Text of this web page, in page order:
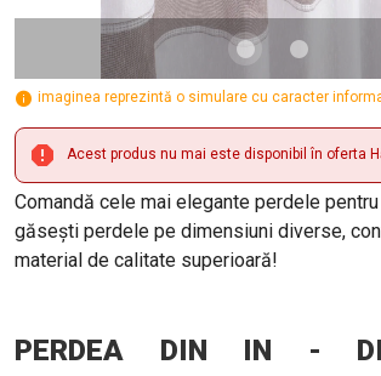
imaginea reprezintă o simulare cu caracter
Acest produs nu mai este disponibil în oferta
Comandă cele mai elegante perdele
găsești perdele pe dimensiuni diverse,
material de calitate superioară!
PERDEA DIN IN -